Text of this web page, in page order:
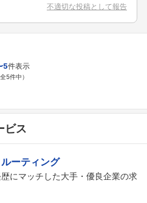
不適切な投稿として報告
5件表示
全5件中）
ビス
ーティング
にマッチした大手・優良企業の求